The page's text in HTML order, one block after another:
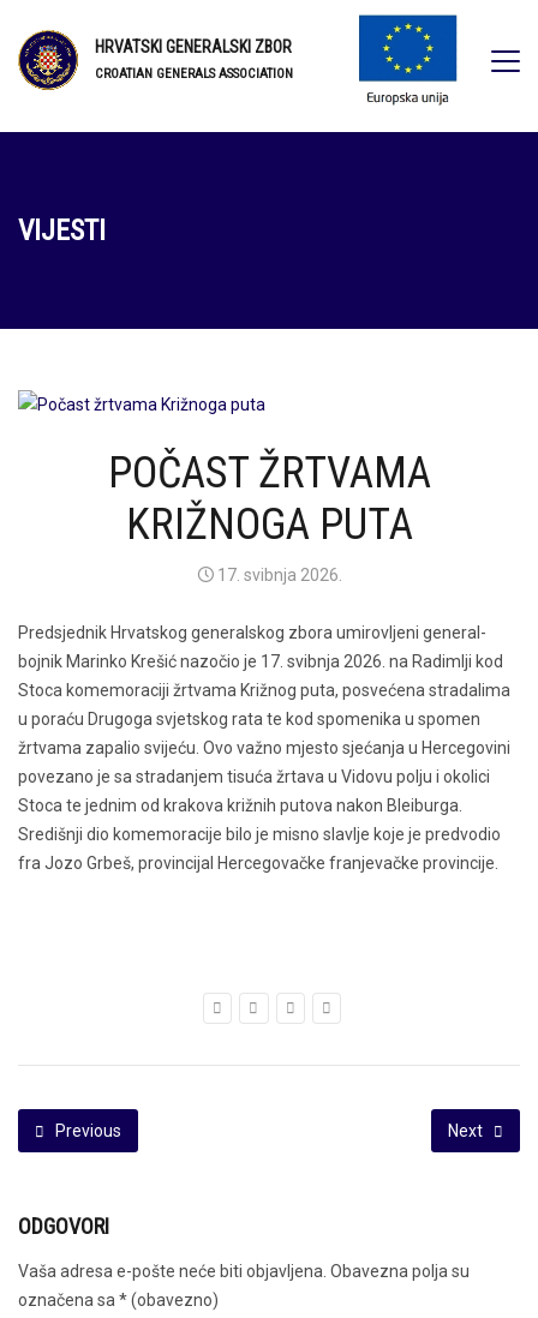
HRVATSKI GENERALSKI ZBOR
CROATIAN GENERALS ASSOCIATION
VIJESTI
POČAST ŽRTVAMA
KRIŽNOGA PUTA
17. svibnja 2026.
Predsjednik Hrvatskog generalskog zbora umirovljeni general-
bojnik Marinko Krešić nazočio je 17. svibnja 2026. na Radimlji kod
Stoca komemoraciji žrtvama Križnog puta, posvećena stradalima
u poraću Drugoga svjetskog rata te kod spomenika u spomen
žrtvama zapalio svijeću. Ovo važno mjesto sjećanja u Hercegovini
povezano je sa stradanjem tisuća žrtava u Vidovu polju i okolici
Stoca te jednim od krakova križnih putova nakon Bleiburga.
Središnji dio komemoracije bilo je misno slavlje koje je predvodio
fra Jozo Grbeš, provincijal Hercegovačke franjevačke provincije.
Previous Next
ODGOVORI
Vaša adresa e-pošte neće biti objavljena. Obavezna polja su
označena sa * (obavezno)